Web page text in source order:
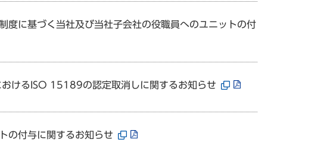
度に基づく当社及び当社子会社の役職員へのユニットの付
けるISO 15189の認定取消しに関するお知らせ
の付与に関するお知らせ